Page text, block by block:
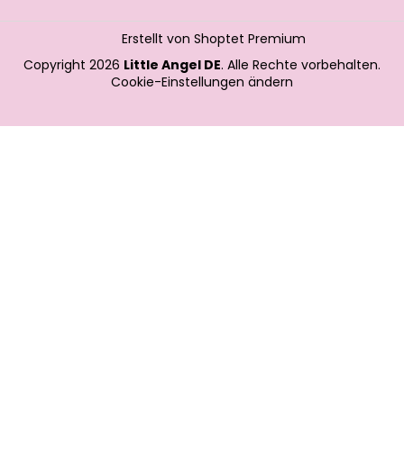
Erstellt von Shoptet Premium
Copyright 2026 Little Angel DE. Alle Rechte vorbehalten.
Cookie-Einstellungen ändern